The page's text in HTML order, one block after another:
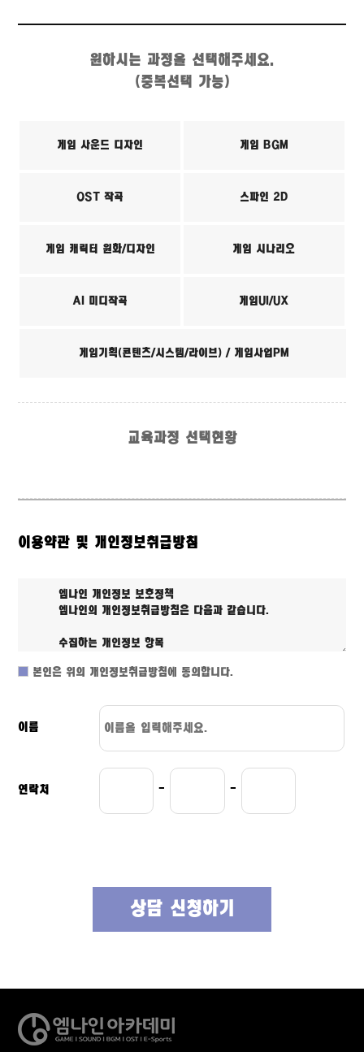
원하시는 과정을 선택해주세요.
(중복선택 가능)
게임 사운드 디자인 게임 BGM
OST 작곡 스파인 2D
게임 캐릭터 원화/디자인 게임 시나리오
AI 미디작곡 게임UI/UX
게임기획(콘텐츠/시스템/라이브) / 게임사업PM
교육과정 선택현황
이용약관 및 개인정보취급방침
본인은 위의 개인정보취급방침에 동의합니다.
이름
연락처 - -
상담 신청하기